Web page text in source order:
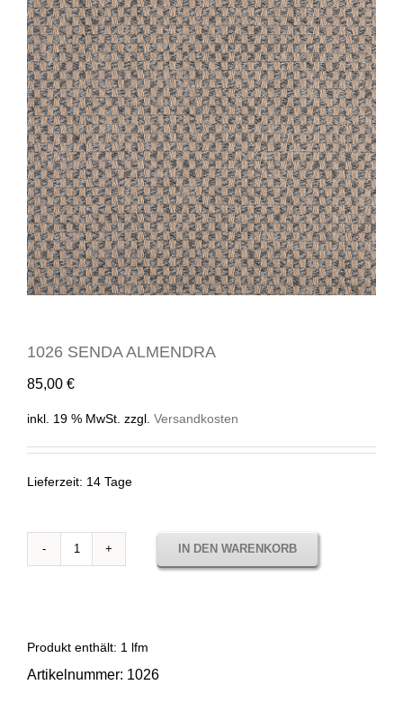
1026 SENDA ALMENDRA
85,00 €
inkl. 19 % MwSt. zzgl. Versandkosten
Lieferzeit: 14 Tage
1026
IN DEN WARENKORB
Produkt enthält: 1 lfm
Artikelnummer: 1026